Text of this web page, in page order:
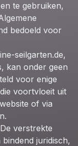
te gebruiken,
bedoeld voor
seilgarten.de,
kan onder geen
voor enige
voortvloeit uit
of via
De verstrekte
juridisch,